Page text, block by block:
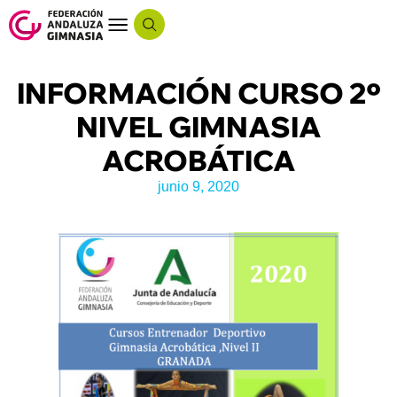
INFORMACIÓN CURSO 2º
NIVEL GIMNASIA
ACROBÁTICA
junio 9, 2020